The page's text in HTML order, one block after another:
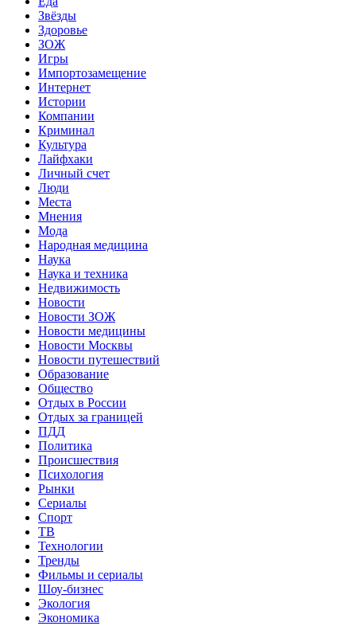
Звёзды
Здоровье
ЗОЖ
Игры
Импортозамещение
Интернет
Истории
Компании
Криминал
Культура
Лайфхаки
Личный счет
Люди
Места
Мнения
Мода
Народная медицина
Наука
Наука и техника
Недвижимость
Новости
Новости ЗОЖ
Новости медицины
Новости Москвы
Новости путешествий
Образование
Общество
Отдых в России
Отдых за границей
ПДД
Политика
Происшествия
Психология
Рынки
Сериалы
Спорт
ТВ
Технологии
Тренды
Фильмы и сериалы
Шоу-бизнес
Экология
Экономика